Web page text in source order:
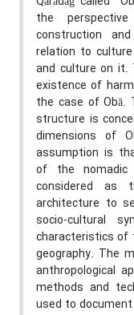
the
construction
relation to
and culture on it.
existence of
the case of Obā.
structure is
dimensions of
assumption is
of the nomadic
considered as
architecture to
socio-cultural
characteristics of
geography. The
anthropological
methods and
used to